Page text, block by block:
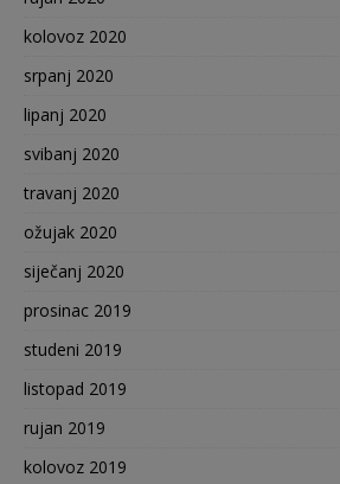
kolovoz 2020
srpanj 2020
lipanj 2020
svibanj 2020
travanj 2020
ožujak 2020
siječanj 2020
prosinac 2019
studeni 2019
listopad 2019
rujan 2019
kolovoz 2019